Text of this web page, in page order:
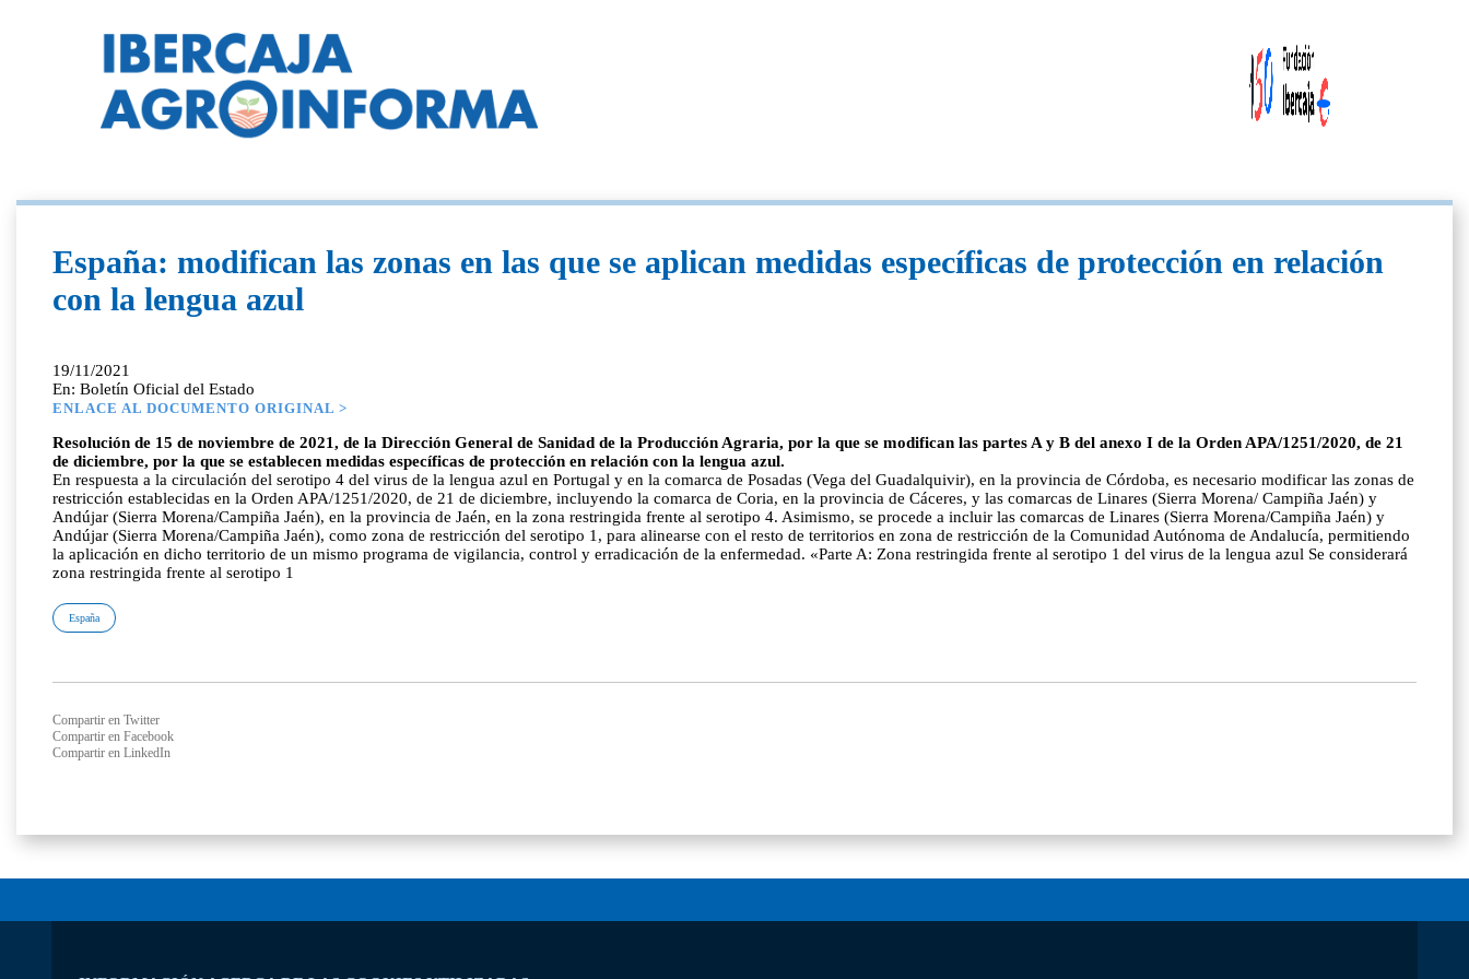
España: modifican las zonas en las que se aplican medidas específicas de protección en relación
con la lengua azul
19/11/2021
En: Boletín Oficial del Estado
ENLACE AL DOCUMENTO ORIGINAL >
Resolución de 15 de noviembre de 2021, de la Dirección General de Sanidad de la Producción Agraria, por la que se modifican las partes A y B del anexo I de la Orden APA/1251/2020, de 21
de diciembre, por la que se establecen medidas específicas de protección en relación con la lengua azul.
En respuesta a la circulación del serotipo 4 del virus de la lengua azul en Portugal y en la comarca de Posadas (Vega del Guadalquivir), en la provincia de Córdoba, es necesario modificar las zonas de
restricción establecidas en la Orden APA/1251/2020, de 21 de diciembre, incluyendo la comarca de Coria, en la provincia de Cáceres, y las comarcas de Linares (Sierra Morena/ Campiña Jaén) y
Andújar (Sierra Morena/Campiña Jaén), en la provincia de Jaén, en la zona restringida frente al serotipo 4. Asimismo, se procede a incluir las comarcas de Linares (Sierra Morena/Campiña Jaén) y
Andújar (Sierra Morena/Campiña Jaén), como zona de restricción del serotipo 1, para alinearse con el resto de territorios en zona de restricción de la Comunidad Autónoma de Andalucía, permitiendo
la aplicación en dicho territorio de un mismo programa de vigilancia, control y erradicación de la enfermedad. «Parte A: Zona restringida frente al serotipo 1 del virus de la lengua azul Se considerará
zona restringida frente al serotipo 1
España
Compartir en Twitter
Compartir en Facebook
Compartir en LinkedIn